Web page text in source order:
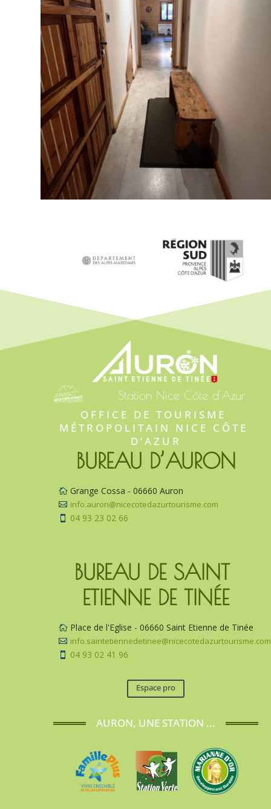
Station Nice Côte d'Azur
OFFICE DE TOURISME
MÉTROPOLITAIN NICE CÔTE
D’AZUR
BUREAU D’AURON
 Grange Cossa - 06660 Auron
 info.auron@nicecotedazurtourisme.com
 04 93 23 02 66
BUREAU DE SAINT
ETIENNE DE TINÉE
 Place de l'Eglise - 06660 Saint Etienne de Tinée
 info.saintetiennedetinee@nicecotedazurtourisme.com
 04 93 02 41 96
Espace pro
AURON, UNE STATION ...